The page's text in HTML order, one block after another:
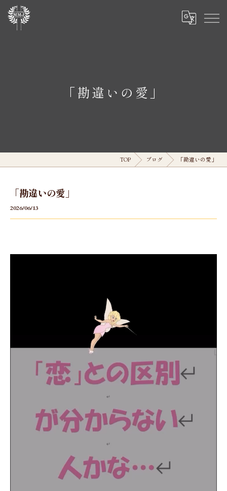
「勘違いの愛」
TOP ブログ 「勘違いの愛」
「勘違いの愛」
2026/06/13